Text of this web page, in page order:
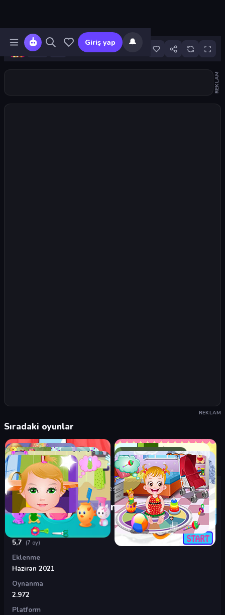
Giriş yap 🔔
4
REKLAM
REKLAM
Sıradaki oyunlar
Oyunlar› Bebek Oyunları›Prenses Takı Tasarımcısı
Prenses Takı Tasarımcısı
5,7 (7 oy)
Eklenme
Haziran 2021
Oynanma
2.972
Platform